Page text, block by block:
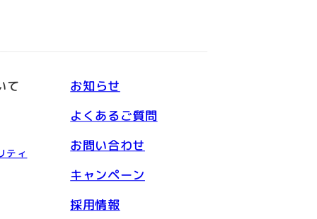
て
ティ
お知らせ
よくあるご質問
お問い合わせ
キャンペーン
採用情報